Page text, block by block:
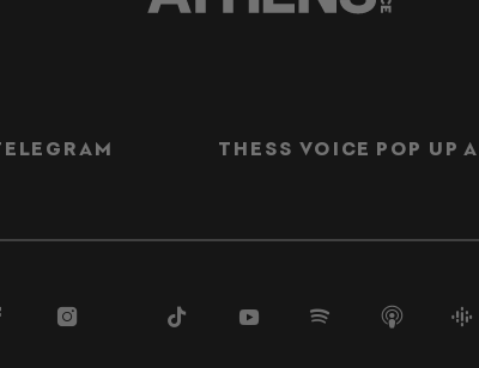
THESS VOICE POP UP